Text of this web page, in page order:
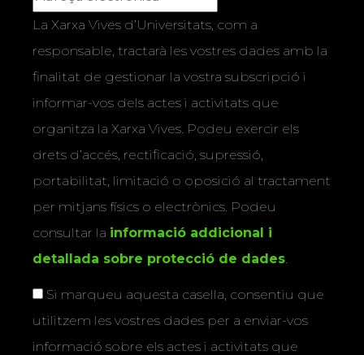
La Xarxa Vives d’Universitats, com a
responsable, tractarà les vostres dades amb la
finalitat de gestionar la vostra subscripció i
informar-vos dels actes i activitats que
organitza la Xarxa Vives. Podeu exercir els
drets d’accés, rectificació, supressió,
portabilitat, limitació o oposició al tractament
per mitjans físics o electrònics. Podeu
consultar la informació addicional i
detallada sobre protecció de dades.
Si marqueu aquesta casella, consentiu que
utilitzem les vostres dades per a enviar-vos
informació sobre els actes i activitats que